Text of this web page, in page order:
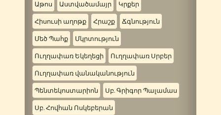
Աթոս Աստվածամայր Կրքեր
Հիսուսի աղոթք Հրաշք Ճգնություն
Մեծ Պահք Մկրտություն
Ուղղափառ Եկեղեցի Ուղղափառ Սրբեր
Ուղղափառ վանականություն
Պենտեկոստարիոն Սբ. Գրիգոր Պալամաս
Սբ. Հովհան Ոսկեբերան